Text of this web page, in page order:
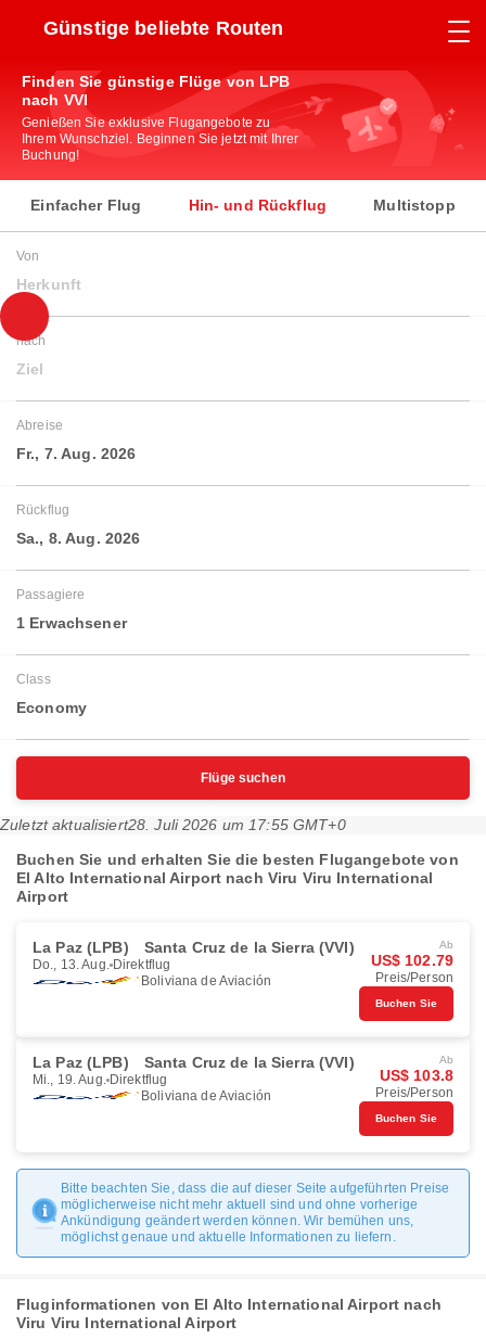
Günstige beliebte Routen
Finden Sie günstige Flüge von LPB
nach VVI
Genießen Sie exklusive Flugangebote zu
Ihrem Wunschziel. Beginnen Sie jetzt mit Ihrer
Buchung!
Einfacher Flug Hin- und Rückflug Multistopp
Von
Herkunft
nach
Ziel
Abreise
Fr., 7. Aug. 2026
Rückflug
Sa., 8. Aug. 2026
Passagiere
1 Erwachsener
Class
Economy
Flüge suchen
Zuletzt aktualisiert28. Juli 2026 um 17:55 GMT+0
Buchen Sie und erhalten Sie die besten Flugangebote von
El Alto International Airport nach Viru Viru International
Airport
La Paz (LPB) Santa Cruz de la Sierra (VVI)
Do., 13. Aug. Direktflug
Boliviana de Aviación
Ab
US$ 102.79
Preis/Person
Buchen Sie
La Paz (LPB) Santa Cruz de la Sierra (VVI)
Mi., 19. Aug. Direktflug
Boliviana de Aviación
Ab
US$ 103.8
Preis/Person
Buchen Sie
Bitte beachten Sie, dass die auf dieser Seite aufgeführten Preise
möglicherweise nicht mehr aktuell sind und ohne vorherige
Ankündigung geändert werden können. Wir bemühen uns,
möglichst genaue und aktuelle Informationen zu liefern.
Fluginformationen von El Alto International Airport nach
Viru Viru International Airport